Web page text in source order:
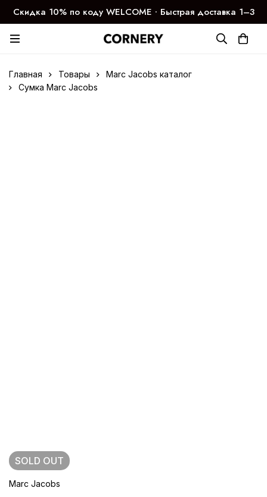
Скидка 10% по коду WELCOME ∙ Быстрая доставка 1–3
дня
Главная Товары
Marc Jacobs каталог
Сумка Marc Jacobs
SOLD OUT
Marc Jacobs